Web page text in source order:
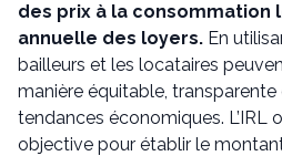
des prix à la consommation
annuelle des loyers. En
bailleurs et les locataires
manière équitable,
tendances économiques. L’IRL
objective pour établir le